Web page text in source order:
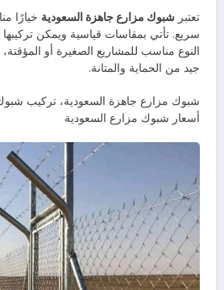
تعتبر شبوك مزارع جاهزة السعودية خيارًا
سريع. تأتي بمقاسات قياسية ويمكن
النوع مناسب للمشاريع الصغيرة أو
جيد من الحماية والمتانة.
شبوك مزارع جاهزة السعودية، تركيب
أسعار شبوك مزارع السعودية